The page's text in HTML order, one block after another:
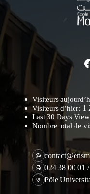
Visiteurs
Visiteurs d’hier: 1
Last 30 Days
Nombre total de
024 38 00 01
Pôle